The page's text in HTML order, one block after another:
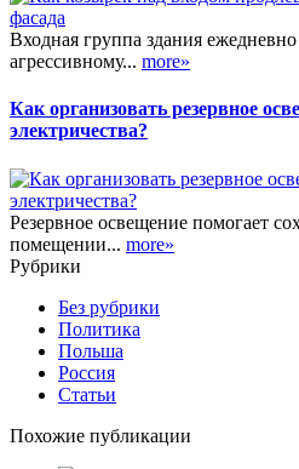
Входная группа здания ежедневно
агрессивному... more»
Как организовать резервное
электричества?
Резервное освещение помогает
помещении... more»
Рубрики
Без рубрики
Политика
Польша
Россия
Статьи
Похожие публикации